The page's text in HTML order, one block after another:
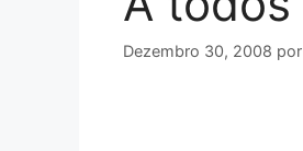
Dezembro 30, 2008 por